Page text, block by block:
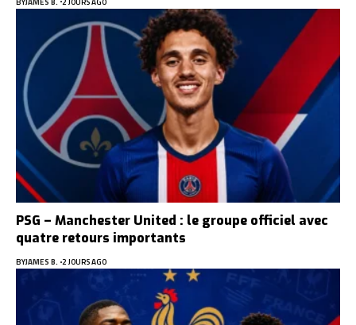
PSG – Manchester United : le groupe officiel avec
quatre retours importants
BYJAMES B. 2 JOURS AGO